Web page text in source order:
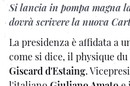
Si lancia in pompa magna
dovrà scrivere la nuova
La presidenza è affidata a
come si dice, il physique
Giscard d'Estaing.